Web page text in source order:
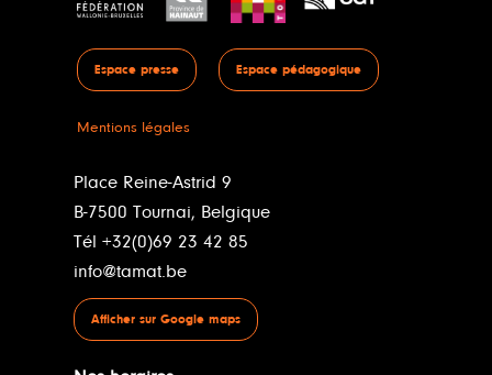
Espace presse Espace pédagogique
Mentions légales
Place Reine-Astrid 9
B-7500 Tournai, Belgique
Tél +32(0)69 23 42 85
info@tamat.be
Afficher sur Google maps